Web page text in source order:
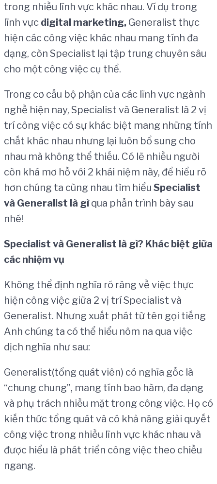
trong nhiều lĩnh vực khác nhau. Ví dụ trong
lĩnh vực digital marketing, Generalist thực
hiện các công việc khác nhau mang tính đa
dạng, còn Specialist lại tập trung chuyên sâu
cho một công việc cụ thể.
Trong cơ cấu bộ phận của các lĩnh vực ngành
nghề hiện nay, Specialist và Generalist là 2 vị
trí công việc có sự khác biệt mang những tính
chất khác nhau nhưng lại luôn bổ sung cho
nhau mà không thể thiếu. Có lẽ nhiều người
còn khá mơ hồ với 2 khái niệm này, để hiểu rõ
hơn chúng ta cùng nhau tìm hiểu Specialist
và Generalist là gìqua phần trình bày sau
nhé!
Specialist và Generalist là gì? Khác biệt giữa
các nhiệm vụ
Không thể định nghĩa rõ ràng về việc thực
hiện công việc giữa 2 vị trí Specialist và
Generalist. Nhưng xuất phát từ tên gọi tiếng
Anh chúng ta có thể hiểu nôm na qua việc
dịch nghĩa như sau:
Generalist(tổng quát viên) có nghĩa gốc là
“chung chung”, mang tính bao hàm, đa dạng
và phụ trách nhiều mặt trong công việc. Họ có
kiến thức tổng quát và có khả năng giải quyết
công việc trong nhiều lĩnh vực khác nhau và
được hiểu là phát triển công việc theo chiều
ngang.